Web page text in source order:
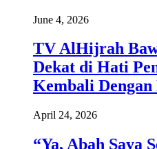
June 4, 2026
TV AlHijrah
Dekat di Hati
Kembali
April 24, 2026
“Ya, Abah Saya